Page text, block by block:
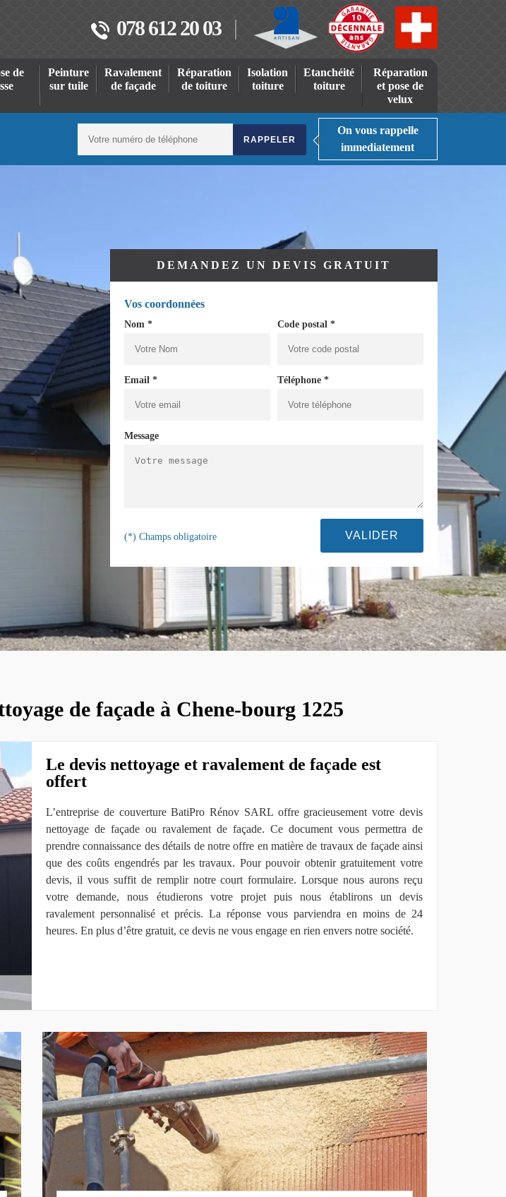
078 612 20 03
de
Peinture
sur tuile
Ravalement
de façade
Réparation
de toiture
Isolation
toiture
Etanchéité
toiture
Réparation
et pose de
velux
On vous rappelle
immediatement
DEMANDEZ UN DEVIS GRATUIT
Vos coordonnées
Nom * Code postal *
Email * Téléphone *
Message
(*) Champs obligatoire
de façade à Chene-bourg 1225
Le devis nettoyage et ravalement de façade est
offert
L’entreprise de couverture BatiPro Rénov SARL offre gracieusement votre devis
nettoyage de façade ou ravalement de façade. Ce document vous permettra de
prendre connaissance des détails de notre offre en matière de travaux de façade ainsi
que des coûts engendrés par les travaux. Pour pouvoir obtenir gratuitement votre
devis, il vous suffit de remplir notre court formulaire. Lorsque nous aurons reçu
votre demande, nous étudierons votre projet puis nous établirons un devis
ravalement personnalisé et précis. La réponse vous parviendra en moins de 24
heures. En plus d’être gratuit, ce devis ne vous engage en rien envers notre société.